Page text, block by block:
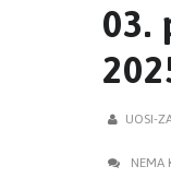
03.
UOSI-
NEMA